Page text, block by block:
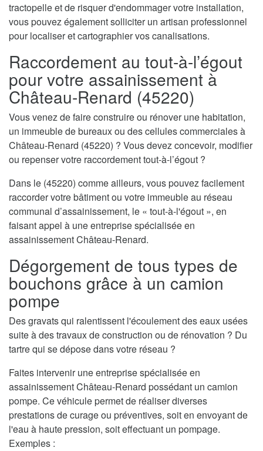
tractopelle et de risquer d'endommager votre installation,
vous pouvez également solliciter un artisan professionnel
pour localiser et cartographier vos canalisations.
Raccordement au tout-à-l’égout
pour votre assainissement à
Château-Renard (45220)
Vous venez de faire construire ou rénover une habitation,
un immeuble de bureaux ou des cellules commerciales à
Château-Renard (45220) ? Vous devez concevoir, modifier
ou repenser votre raccordement tout-à-l’égout ?
Dans le (45220) comme ailleurs, vous pouvez facilement
raccorder votre bâtiment ou votre immeuble au réseau
communal d’assainissement, le « tout-à-l'égout », en
faisant appel à une entreprise spécialisée en
assainissement Château-Renard.
Dégorgement de tous types de
bouchons grâce à un camion
pompe
Des gravats qui ralentissent l'écoulement des eaux usées
suite à des travaux de construction ou de rénovation ? Du
tartre qui se dépose dans votre réseau ?
Faites intervenir une entreprise spécialisée en
assainissement Château-Renard possédant un camion
pompe. Ce véhicule permet de réaliser diverses
prestations de curage ou préventives, soit en envoyant de
l'eau à haute pression, soit effectuant un pompage.
Exemples :